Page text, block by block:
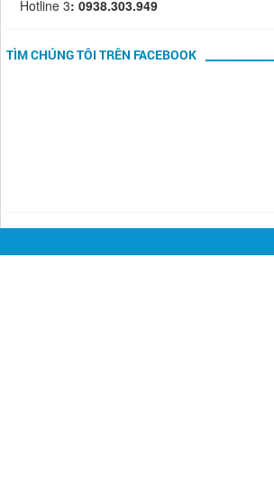
Hotline 3: 0938.303.949
TÌM CHÚNG TÔI TRÊN FACEBOOK